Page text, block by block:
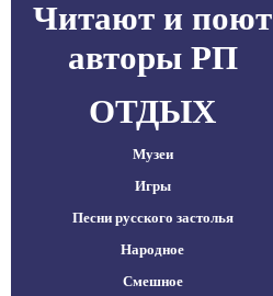
Читают и поют
авторы РП
ОТДЫХ
Музеи
Игры
Песни русского застолья
Народное
Смешное